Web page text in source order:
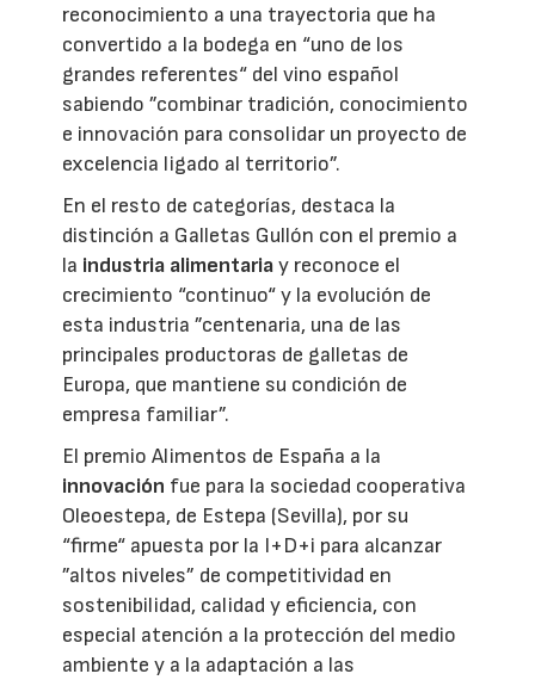
reconocimiento a una trayectoria que ha
convertido a la bodega en “uno de los
grandes referentes“ del vino español
sabiendo ”combinar tradición, conocimiento
e innovación para consolidar un proyecto de
excelencia ligado al territorio”.
En el resto de categorías, destaca la
distinción a Galletas Gullón con el premio a
la industria alimentariay reconoce el
crecimiento “continuo“ y la evolución de
esta industria ”centenaria, una de las
principales productoras de galletas de
Europa, que mantiene su condición de
empresa familiar”.
El premio Alimentos de España a la
innovación fue para la sociedad cooperativa
Oleoestepa, de Estepa (Sevilla), por su
“firme“ apuesta por la I+D+i para alcanzar
”altos niveles” de competitividad en
sostenibilidad, calidad y eficiencia, con
especial atención a la protección del medio
ambiente y a la adaptación a las